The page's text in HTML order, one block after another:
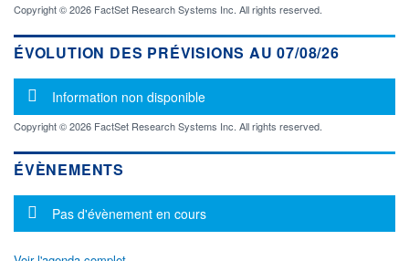
Copyright © 2026 FactSet Research Systems Inc. All rights reserved.
ÉVOLUTION DES PRÉVISIONS AU 07/08/26
Message d'information
Information non disponible
Copyright © 2026 FactSet Research Systems Inc. All rights reserved.
ÉVÈNEMENTS
Message d'information
Pas d'évènement en cours